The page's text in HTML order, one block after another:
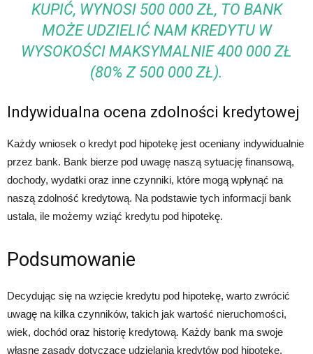
KUPIĆ, WYNOSI 500 000 ZŁ, TO BANK
MOŻE UDZIELIĆ NAM KREDYTU W
WYSOKOŚCI MAKSYMALNIE 400 000 ZŁ
(80% Z 500 000 ZŁ).
Indywidualna ocena zdolności kredytowej
Każdy wniosek o kredyt pod hipotekę jest oceniany indywidualnie
przez bank. Bank bierze pod uwagę naszą sytuację finansową,
dochody, wydatki oraz inne czynniki, które mogą wpłynąć na
naszą zdolność kredytową. Na podstawie tych informacji bank
ustala, ile możemy wziąć kredytu pod hipotekę.
Podsumowanie
Decydując się na wzięcie kredytu pod hipotekę, warto zwrócić
uwagę na kilka czynników, takich jak wartość nieruchomości,
wiek, dochód oraz historię kredytową. Każdy bank ma swoje
własne zasady dotyczące udzielania kredytów pod hipotekę,